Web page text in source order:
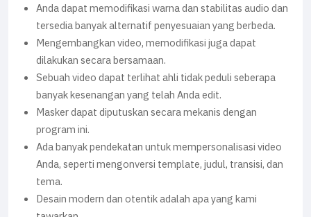
Anda dapat memodifikasi warna dan stabilitas audio dan
tersedia banyak alternatif penyesuaian yang berbeda.
Mengembangkan video, memodifikasi juga dapat
dilakukan secara bersamaan.
Sebuah video dapat terlihat ahli tidak peduli seberapa
banyak kesenangan yang telah Anda edit.
Masker dapat diputuskan secara mekanis dengan
program ini.
Ada banyak pendekatan untuk mempersonalisasi video
Anda, seperti mengonversi template, judul, transisi, dan
tema.
Desain modern dan otentik adalah apa yang kami